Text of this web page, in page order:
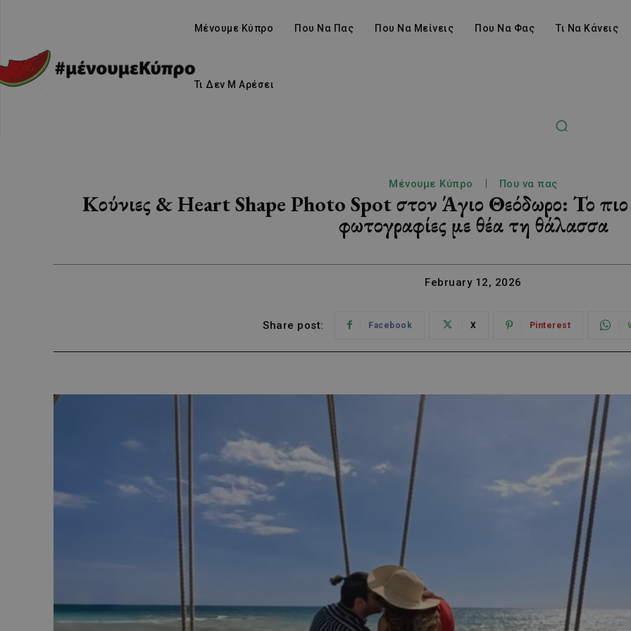
Μένουμε Κύπρο Που Να Πας Που Να Μείνεις Που Να Φας Τι Να Κάνεις
Τι Δεν Μ Αρέσει
Μένουμε Κύπρο Που να πας
Κούνιες & Heart Shape Photo Spot στον Άγιο Θεόδωρο: Το πιο
φωτογραφίες με θέα τη θάλασσα
February 12, 2026
Share post: Facebook X Pinterest